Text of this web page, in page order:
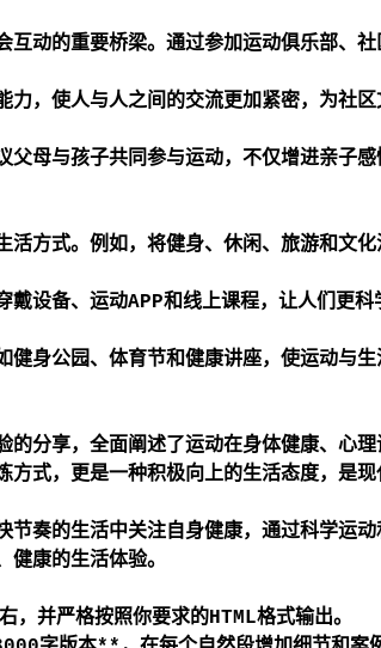
动的重要桥梁。通过参加运动俱乐部、
，使人与人之间的交流更加紧密，为社
母与孩子共同参与运动，不仅增进亲子
方式。例如，将健身、休闲、旅游和文
设备、运动APP和线上课程，让人们更
身公园、体育节和健康讲座，使运动与
分享，全面阐述了运动在身体健康、心
式，更是一种积极向上的生活态度，是
奏的生活中关注自身健康，通过科学运
康的生活体验。
并严格按照你要求的HTML格式输出。